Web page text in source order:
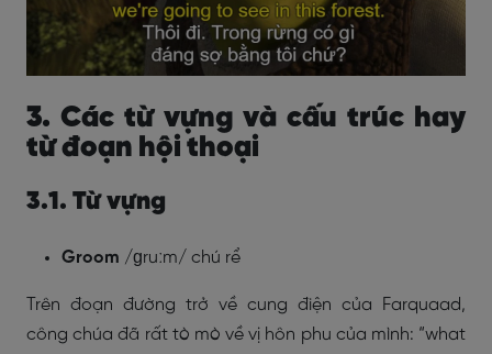
3. Các từ vựng và cấu trúc hay
từ đoạn hội thoại
3.1. Từ vựng
Groom /ɡruːm/ chú rể
Trên đoạn đường trở về cung điện của Farquaad,
công chúa đã rất tò mò về vị hôn phu của mình: “what